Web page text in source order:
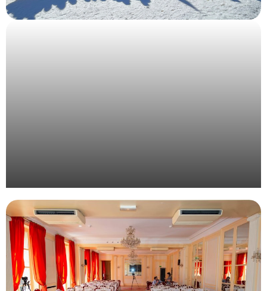
Organisation d’une convention d’entreprise à la
montagne